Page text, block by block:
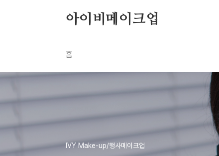
아이비메이크업
홈
IVY Make-up/행사메이크업